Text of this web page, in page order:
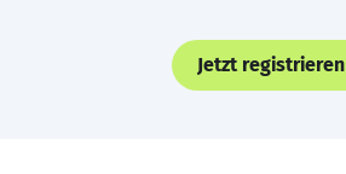
Jetzt registrieren